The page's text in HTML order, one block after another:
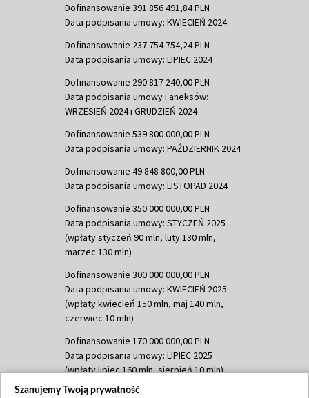
Dofinansowanie 391 856 491,84 PLN
Data podpisania umowy: KWIECIEŃ 2024
Dofinansowanie 237 754 754,24 PLN
Data podpisania umowy: LIPIEC 2024
Dofinansowanie 290 817 240,00 PLN
Data podpisania umowy i aneksów:
WRZESIEŃ 2024 i GRUDZIEŃ 2024
Dofinansowanie 539 800 000,00 PLN
Data podpisania umowy: PAŹDZIERNIK 2024
Dofinansowanie 49 848 800,00 PLN
Data podpisania umowy: LISTOPAD 2024
Dofinansowanie 350 000 000,00 PLN
Data podpisania umowy: STYCZEŃ 2025
(wpłaty styczeń 90 mln, luty 130 mln,
marzec 130 mln)
Dofinansowanie 300 000 000,00 PLN
Data podpisania umowy: KWIECIEŃ 2025
(wpłaty kwiecień 150 mln, maj 140 mln,
czerwiec 10 mln)
Dofinansowanie 170 000 000,00 PLN
Data podpisania umowy: LIPIEC 2025
(wpłaty lipiec 160 mln, sierpień 10 mln)
Dofinansowanie 60 000 000,00 PLN
Szanujemy Twoją prywatność